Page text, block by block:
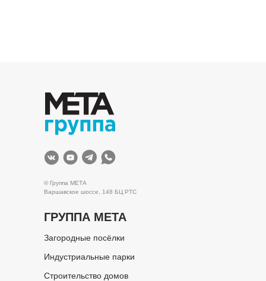
© Группа МЕТА
Варшавское шоссе, 148 БЦ РТС
ГРУППА МЕТА
Загородные посёлки
Индустриальные парки
Строительство домов